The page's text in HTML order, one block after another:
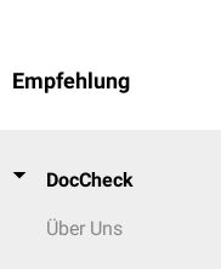
Empfehlung
DocCheck
Über Uns